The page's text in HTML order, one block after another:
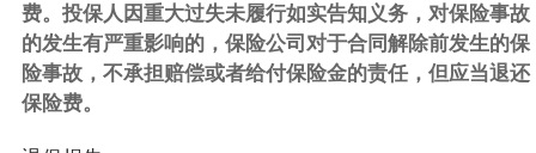
费。投保人因重大过失未履行如实告知义务，对保险事故
的发生有严重影响的，保险公司对于合同解除前发生的保
险事故，不承担赔偿或者给付保险金的责任，但应当退还
保险费。